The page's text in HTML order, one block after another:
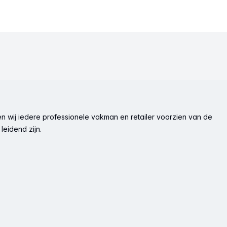
wij iedere professionele vakman en retailer voorzien van de
zijn.